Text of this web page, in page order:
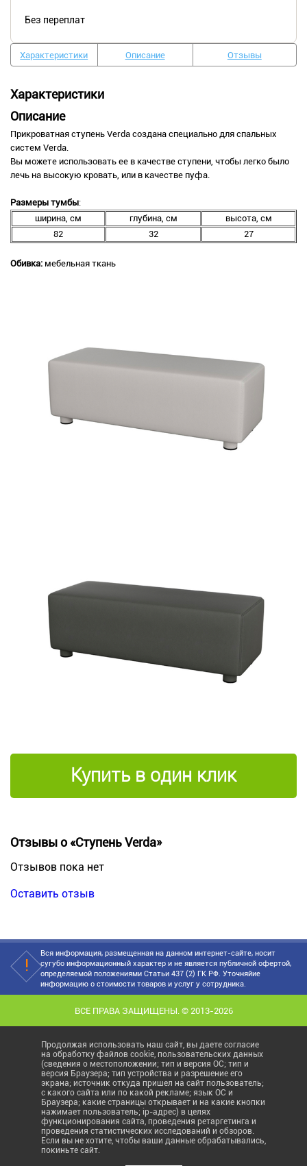
Без переплат
Характеристики Описание Отзывы
Характеристики
Описание
Прикроватная ступень Verda создана специально для спальных
систем Verda.
Вы можете использовать ее в качестве ступени, чтобы легко было
лечь на высокую кровать, или в качестве пуфа.
Размеры тумбы:
ширина, см
глубина, см
высота, см
82
32 27
Обивка: мебельная ткань
Купить в один клик
Отзывы о «Ступень Verda»
Отзывов пока нет
Оставить отзыв
Вся информация, размещенная на данном интернет-сайте, носит
сугубо информационный характер и не является публичной офертой,
определяемой положениями Статьи 437 (2) ГК РФ. Уточняйие
информацию о стоимости товаров и услуг у сотрудника.
ВСЕ ПРАВА ЗАЩИЩЕНЫ. © 2013-2026
Продолжая использовать наш сайт, вы даете согласие
на обработку файлов cookie, пользовательских данных
(сведения о местоположении; тип и версия ОС; тип и
версия Браузера; тип устройства и разрешение его
экрана; источник откуда пришел на сайт пользователь;
с какого сайта или по какой рекламе; язык ОС и
Браузера; какие страницы открывает и на какие кнопки
нажимает пользователь; ip-адрес) в целях
функционирования сайта, проведения ретаргетинга и
проведения статистических исследований и обзоров.
Если вы не хотите, чтобы ваши данные обрабатывались,
покиньте сайт.